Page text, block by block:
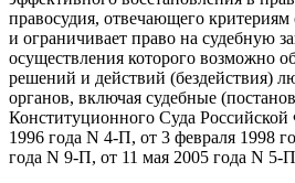
правосудия, отвечающего критериям
и ограничивает право на судебную
осуществления которого возможно
решений и действий (бездействия)
органов, включая судебные
Конституционного Суда
1996 года N 4-П, от 3 февраля 1998
года N 9-П, от 11 мая 2005 года N 5-